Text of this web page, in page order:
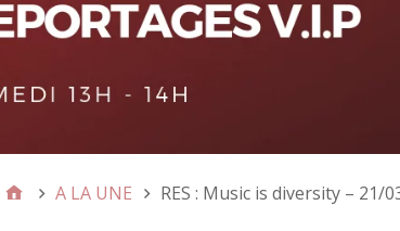
A LA UNE RES : Music is diversity – 21/